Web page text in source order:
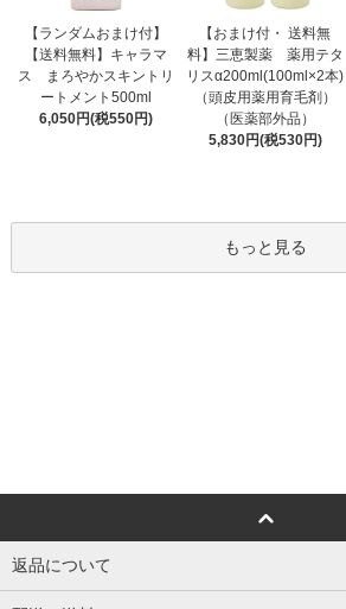
【ランダムおまけ付】
【送料無料】キャラマ
ス まろやかスキントリ
ートメント500ml
6,050円(税550円)
【おまけ付・ 送料無
料】三恵製薬 薬用テタ
リスα200ml(100ml×2本)
（頭皮用薬用育毛剤）
（医薬部外品）
5,830円(税530円)
もっと見る
返品について